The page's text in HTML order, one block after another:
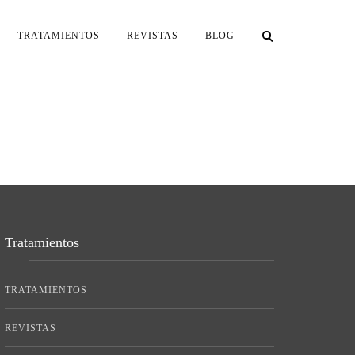
TRATAMIENTOS REVISTAS BLOG
Tratamientos
TRATAMIENTOS
REVISTAS